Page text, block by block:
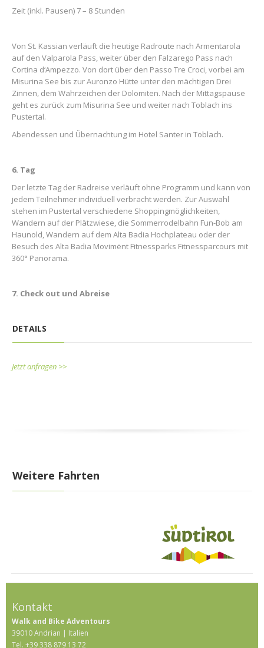
Zeit (inkl. Pausen) 7 – 8 Stunden
Von St. Kassian verläuft die heutige Radroute nach Armentarola
auf den Valparola Pass, weiter über den Falzarego Pass nach
Cortina d‘Ampezzo. Von dort über den Passo Tre Croci, vorbei am
Misurina See bis zur Auronzo Hütte unter den mächtigen Drei
Zinnen, dem Wahrzeichen der Dolomiten. Nach der Mittagspause
geht es zurück zum Misurina See und weiter nach Toblach ins
Pustertal.
Abendessen und Übernachtung im Hotel Santer in Toblach.
6. Tag
Der letzte Tag der Radreise verläuft ohne Programm und kann von
jedem Teilnehmer individuell verbracht werden. Zur Auswahl
stehen im Pustertal verschiedene Shoppingmöglichkeiten,
Wandern auf der Plätzwiese, die Sommerrodelbahn Fun-Bob am
Haunold, Wandern auf dem Alta Badia Hochplateau oder der
Besuch des Alta Badia Movimënt Fitnessparks Fitnessparcours mit
360° Panorama.
7. Check out und Abreise
DETAILS
Jetzt anfragen >>
Weitere Fahrten
Kontakt
Walk and Bike Adventours
39010 Andrian | Italien
Tel. +39 338 879 13 72